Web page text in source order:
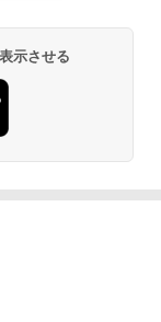
ャパ5.1 10歳以
ルオート
ート 水性プレ
レー 光沢 88ml
示させる